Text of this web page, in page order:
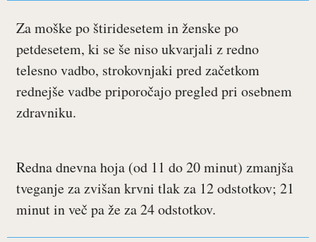
Za moške po štiridesetem in ženske po
petdesetem, ki se še niso ukvarjali z redno
telesno vadbo, strokovnjaki pred začetkom
rednejše vadbe priporočajo pregled pri osebnem
zdravniku.
Redna dnevna hoja (od 11 do 20 minut) zmanjša
tveganje za zvišan krvni tlak za 12 odstotkov; 21
minut in več pa že za 24 odstotkov.